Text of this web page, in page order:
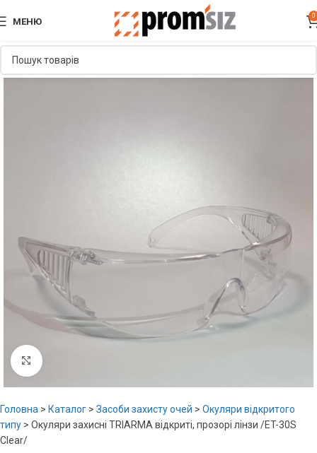
МЕНЮ
0
Увеличить
Головна > Каталог > Засоби захисту очей > Окуляри відкритого
типу > Окуляри захисні TRIARMA відкриті, прозорі лінзи /ET-30S
Clear/